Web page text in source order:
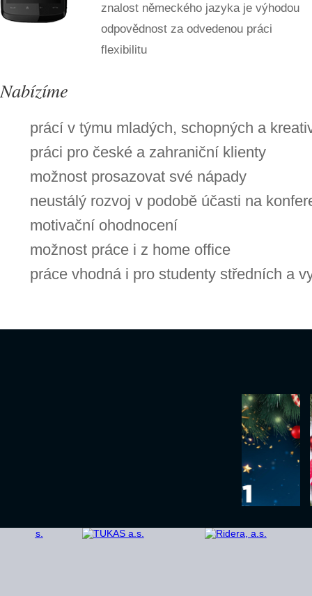
znalost německého jazyka je výhodou
odpovědnost za odvedenou práci
flexibilitu
Nabízíme
prácí v týmu mladých, schopných a
práci pro české a zahraniční klienty
možnost prosazovat své nápady
neustálý rozvoj v podobě účasti na
motivační ohodnocení
možnost práce i z home office
práce vhodná i pro studenty středních a